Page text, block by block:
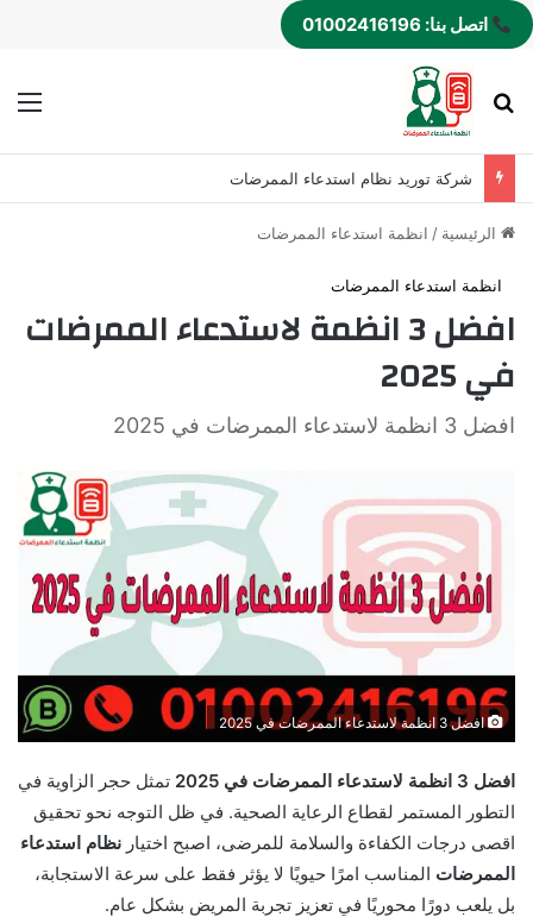
اتصل بنا: 01002416196
بحث عن
شركة توريد نظام استدعاء الممرضات
الرئيسية / انظمة استدعاء الممرضات
انظمة استدعاء الممرضات
افضل 3 انظمة لاستدعاء الممرضات
في 2025
افضل 3 انظمة لاستدعاء الممرضات في 2025
افضل 3 انظمة لاستدعاء الممرضات في 2025
افضل 3 انظمة لاستدعاء الممرضات في 2025
تمثل حجر الزاوية في
التطور المستمر لقطاع الرعاية الصحية. في ظل التوجه نحو تحقيق
اقصى درجات الكفاءة والسلامة للمرضى، اصبح اختيار نظام استدعاء
الممرضات المناسب امرًا حيويًا لا يؤثر فقط على سرعة الاستجابة،
بل يلعب دورًا محوريًا في تعزيز تجربة المريض بشكل عام.